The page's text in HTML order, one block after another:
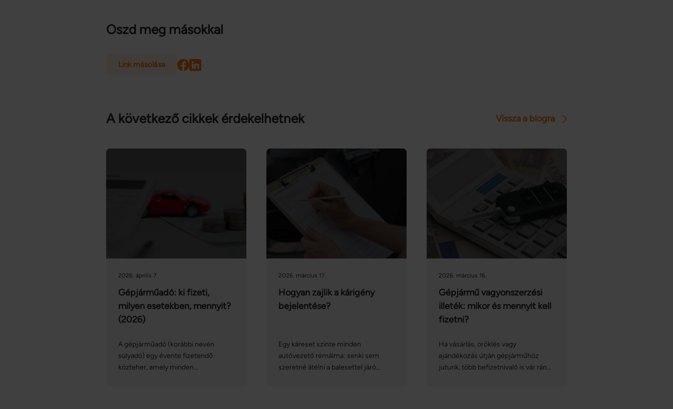
Oszd meg másokkal
Link másolása
A következő cikkek érdekelhetnek Vissza a blogra
2026. április 7.
Gépjárműadó: ki fizeti,
milyen esetekben, mennyit?
(2026)
A gépjárműadó (korábbi nevén
súlyadó) egy évente fizetendő
közteher, amely minden
2026. március 17.
Hogyan zajlik a kárigény
bejelentése?
Egy káreset szinte minden
autóvezető rémálma: senki sem
szeretné átélni a balesettel járó
2026. március 16.
Gépjármű vagyonszerzési
illeték: mikor és mennyit kell
fizetni?
Ha vásárlás, öröklés vagy
ajándékozás útján gépjárműhöz
jutunk, több befizetnivaló is vár ránk,